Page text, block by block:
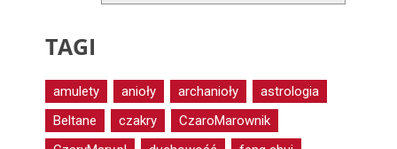
TAGI
amulety anioły archanioły
astrologia
Beltane
czakry
CzaroMarownik